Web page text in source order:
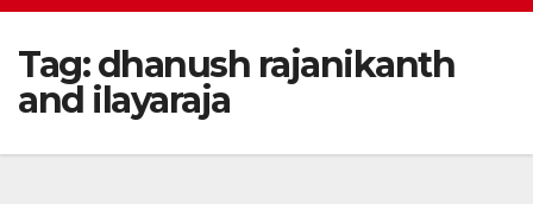
Tag:dhanush rajanikanth
and ilayaraja